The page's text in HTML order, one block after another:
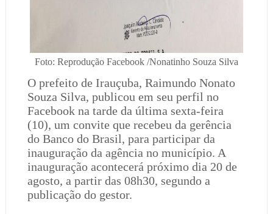
Foto: Reprodução Facebook /Nonatinho Souza Silva
O prefeito de Irauçuba, Raimundo Nonato
Souza Silva, publicou em seu perfil no
Facebook na tarde da última sexta-feira
(10), um convite que recebeu da gerência
do Banco do Brasil, para participar da
inauguração da agência no município. A
inauguração acontecerá próximo dia 20 de
agosto, a partir das 08h30, segundo a
publicação do gestor.